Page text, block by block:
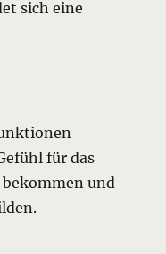
sich eine
für das
und